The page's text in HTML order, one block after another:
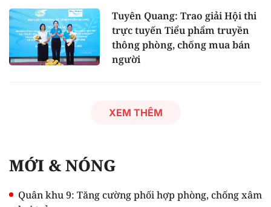
Tuyên Quang: Trao giải Hội thi
trực tuyến Tiểu phẩm truyền
thông phòng, chống mua bán
người
XEM THÊM
MỚI & NÓNG
Quân khu 9: Tăng cường phối hợp phòng, chống xâm